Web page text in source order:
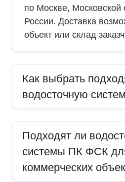
по Москве, Московской
России. Доставка
объект или склад
Как выбрать
водосточную
Подходят ли
системы ПК ФСК
коммерческих